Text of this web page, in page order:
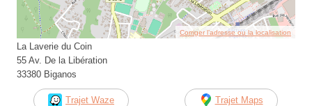
Corriger l’adresse ou la localisation
La Laverie du Coin
55 Av. De la Libération
33380 Biganos
Trajet Waze Trajet Maps